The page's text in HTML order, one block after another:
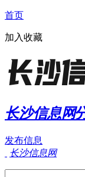
首页
加入收藏
长沙信息网
发布信息
长沙信息网